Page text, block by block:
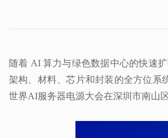
世界AI服务器电源大会在深圳市南山